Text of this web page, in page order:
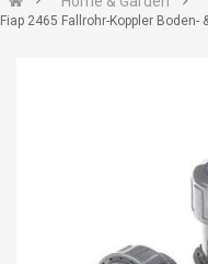
Fiap 2465 Fallrohr-Koppler